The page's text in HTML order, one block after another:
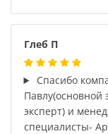
Глеб П
Спасибо
Павлу(основной
эксперт) и
специалисты-